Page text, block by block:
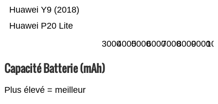
Huawei P20 Lite
Huawei Y9 (2018)
3000400050006000700080009000
Capacité Batterie (mAh)
Plus élevé = meilleur